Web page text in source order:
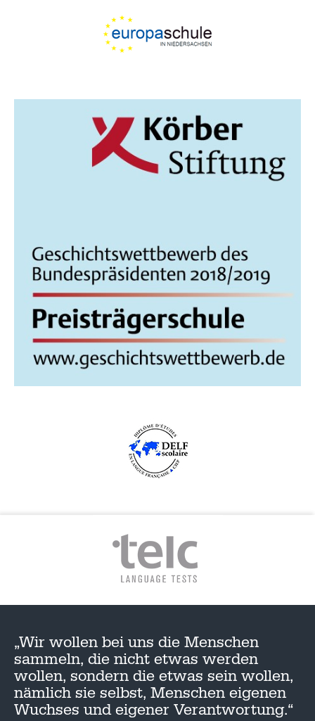
„Wir wollen bei uns die Menschen
sammeln, die nicht etwas werden
wollen, sondern die etwas sein wollen,
nämlich sie selbst, Menschen eigenen
Wuchses und eigener Verantwortung.“